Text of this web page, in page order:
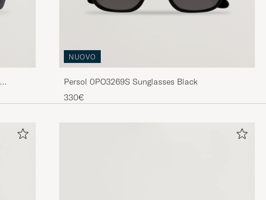
NUOVO
Persol 0PO3269S Sunglasses Black
330€